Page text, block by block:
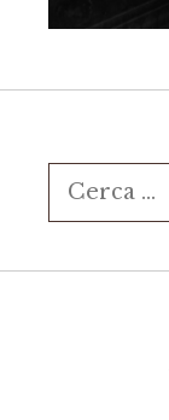
Ricerca
per: